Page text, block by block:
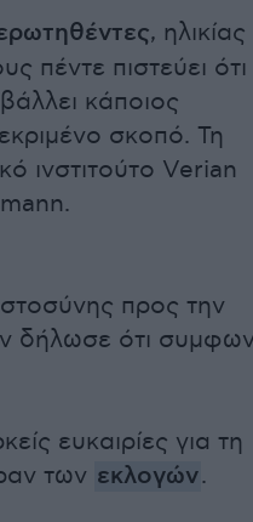
, ηλικίας
πέντε πιστεύει ότι
κάποιος
σκοπό. Τη
ινστιτούτο Verian
προς την
δήλωσε ότι
ευκαιρίες για τη
των εκλογών.